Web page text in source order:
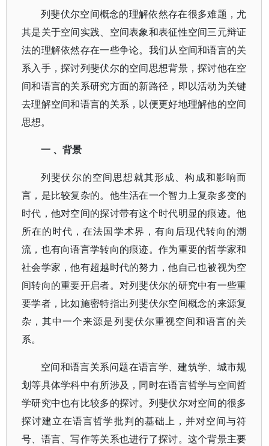
列斐伏尔空间概念的理解依然存在很多难题，尤
其是关于空间实践、空间表象和表征性空间三元辩证
法的理解依然存在一些争论。我们从空间和语言的关
系入手，探讨列斐伏尔的空间思想背景，探讨他在空
间和语言的关系研究方面的新路径，即以活动为关键
去理解空间和语言的关系，以便更好地理解他的空间
思想。
一 、背景
列斐伏尔的空间思想就其形成、构成和影响而
言，是比较复杂的。他生活在一个智力上复杂多变的
时代，他对空间的探讨带有这个时代明显的痕迹。他
所在的时代，在法国学术界，有向后现代转向的潮
流，也有向语言学转向的痕迹。作为重要的哲学家和
社会学家，他有超越时代的努力，他自己也被视为空
间转向的重要开启者。对列斐伏尔的研究中有一些重
要学者，比如施密特指出列斐伏尔空间概念的来源复
杂，其中一个来源是列斐伏尔重视空间和语言的关
系。
空间和语言关系问题在语言学、建筑学、城市规
划等具体学科中有所涉及，同时在语言哲学与空间哲
学研究中也有比较多的探讨。列斐伏尔对空间的很多
探讨建立在语言哲学批判的基础上，并对空间与符
号、语言、写作等关系也进行了探讨。这个背景主要